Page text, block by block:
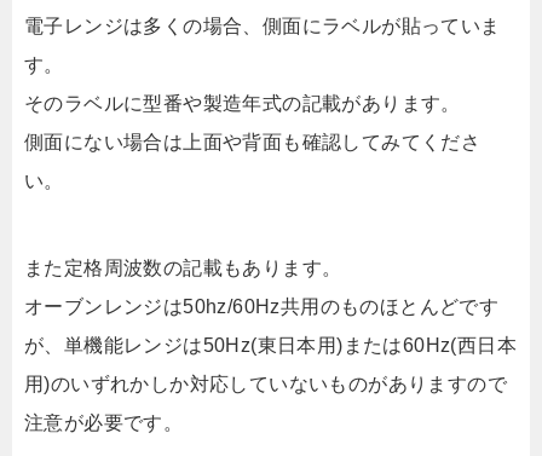
電子レンジは多くの場合、側面にラベルが貼っていま
す。
そのラベルに型番や製造年式の記載があります。
側面にない場合は上面や背面も確認してみてくださ
い。
また定格周波数の記載もあります。
オーブンレンジは50hz/60Hz共用のものほとんどです
が、単機能レンジは50Hz(東日本用)または60Hz(西日本
用)のいずれかしか対応していないものがありますので
注意が必要です。